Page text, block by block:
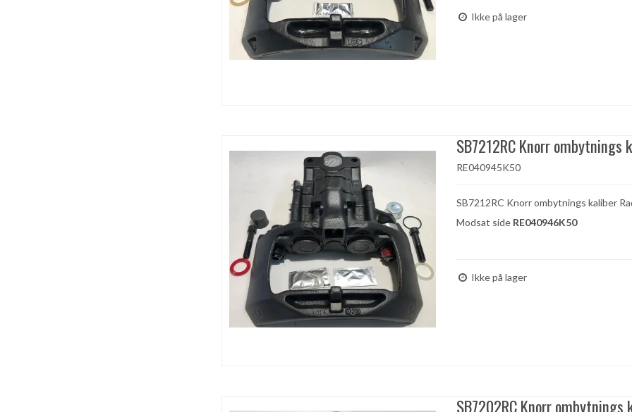
Ikke på lager
SB7212RC Knorr ombytnings
RE040945K50
SB7212RC Knorr ombytnings kaliber
Modsat side RE040946K50
Ikke på lager
SB7202RC Knorr ombytnings